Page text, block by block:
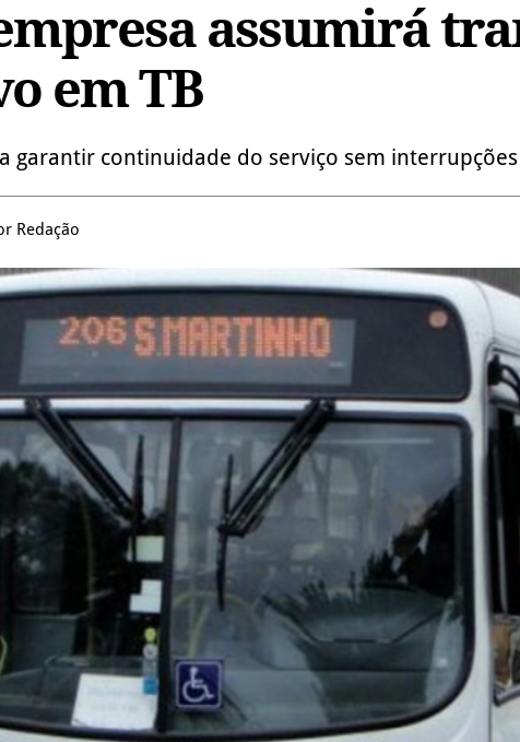
assumirá
em TB
garantir continuidade do serviço sem interrupções
Redação